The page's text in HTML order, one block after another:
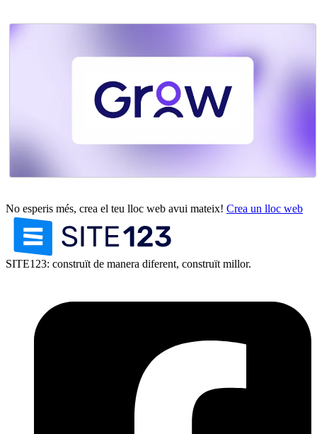
No esperis més, crea el teu lloc web avui mateix! Crea un lloc web
SITE123: construït de manera diferent, construït millor.